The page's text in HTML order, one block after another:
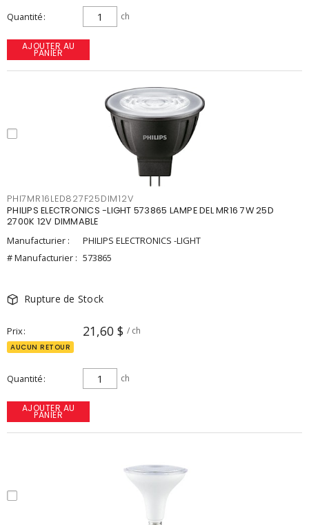
Quantité ch
AJOUTER AU
PANIER
PHI7MR16LED827F25DIM12V
PHILIPS ELECTRONICS -LIGHT 573865 LAMPE DEL MR16 7W 25D
2700K 12V DIMMABLE
Manufacturier :
PHILIPS ELECTRONICS -LIGHT
# Manufacturier : 573865
Rupture de Stock
Prix 21,60 $ / ch
AUCUN RETOUR
Quantité ch
AJOUTER AU
PANIER